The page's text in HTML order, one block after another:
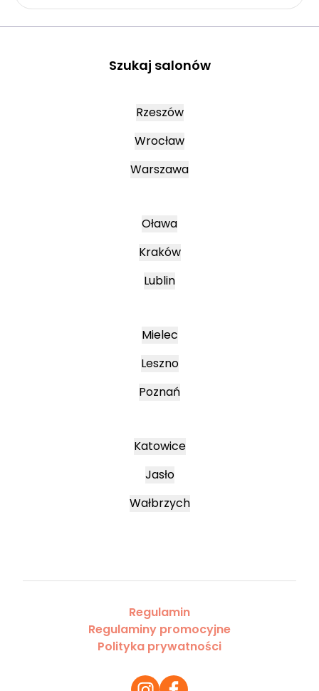
Szukaj salonów
Rzeszów
Wrocław
Warszawa
Oława
Kraków
Lublin
Mielec
Leszno
Poznań
Katowice
Jasło
Wałbrzych
Regulamin
Regulaminy promocyjne
Polityka prywatności